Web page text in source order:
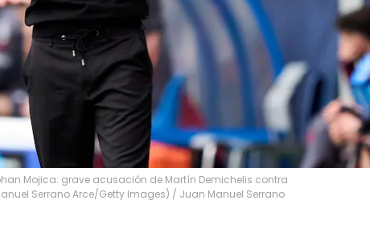
Mojica: grave acusación de Martín Demichelis contra
Serrano Arce/Getty Images) / Juan Manuel Serrano